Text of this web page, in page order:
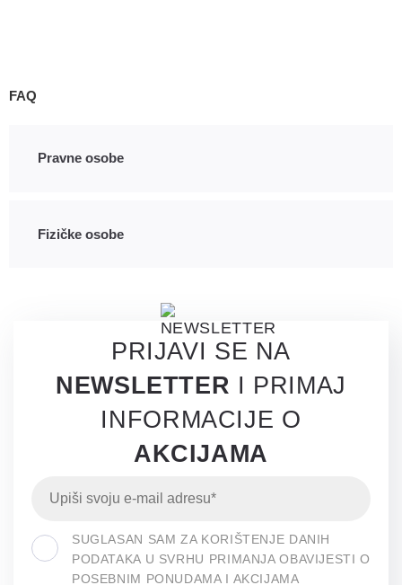
FAQ
Pravne osobe
Fizičke osobe
PRIJAVI SE NA
NEWSLETTER I PRIMAJ
INFORMACIJE O
AKCIJAMA
SUGLASAN SAM ZA KORIŠTENJE DANIH
PODATAKA U SVRHU PRIMANJA OBAVIJESTI O
POSEBNIM PONUDAMA I AKCIJAMA